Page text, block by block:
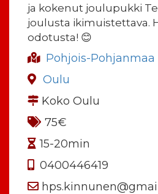
ja kokenut joulupukki
joulusta ikimuistettava.
odotusta! 😊
Pohjois-Pohjanmaa
Oulu
Koko Oulu
75€
15-20min
0400446419